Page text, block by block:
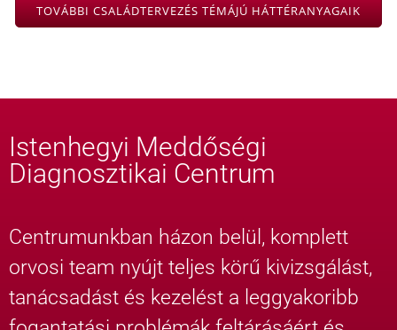
TOVÁBBI CSALÁDTERVEZÉS TÉMÁJÚ HÁTTÉRANYAGAIK
Istenhegyi Meddőségi
Diagnosztikai Centrum
Centrumunkban házon belül, komplett
orvosi team nyújt teljes körű kivizsgálást,
tanácsadást és kezelést a leggyakoribb